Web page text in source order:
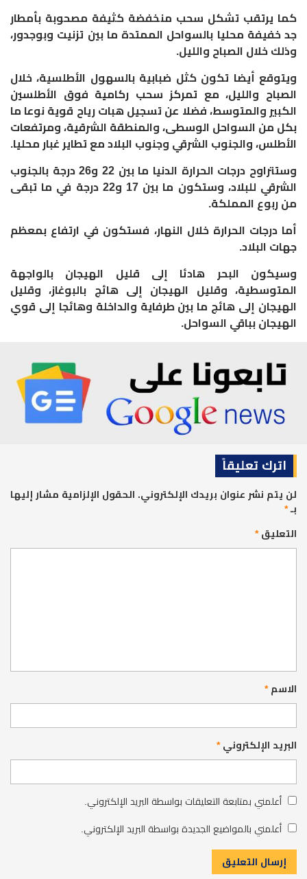
كما يرتقب تشكل سحب منخفضة كثيفة مصحوبة بأمطار
جد خفيفة محليا بالسواحل الممتدة ما بين تزنيت وبوجدور،
وذلك خلال الصباح والليل.
ويتوقع أيضا تكون كثل ضبابية بالسهول الأطلسية، خلال
الصباح والليل، مع تمركز سحب ركامية فوق الأطلسين
الكبير والمتوسط، فضلا عن تسجيل هبات رياح قوية نوعا ما
بكل من السواحل الوسطى، والمنطقة الشرقية، ومرتفعات
الأطلس، والجنوب الشرقي وجنوب البلاد مع تطاير غبار محليا.
وستتراوح درجات الحرارة الدنيا ما بين 22 و26 درجة بالجنوب
الشرقي للبلاد، وستكون ما بين 17 و22 درجة في ما تبقى
من ربوع المملكة.
أما درجات الحرارة خلال النهار، فستكون في ارتفاع بمعظم
جهات البلاد.
وسيكون البحر هادئا إلى قليل الهيجان بالواجهة
المتوسطية، وقليل الهيجان إلى هائج بالبوغاز، وقليل
الهيجان إلى هائج ما بين طرفاية والداخلة وهائجا إلى قوي
الهيجان بباقي السواحل.
اترك تعليقاً
لن يتم نشر عنوان بريدك الإلكتروني. الحقول الإلزامية مشار إليها
بـ*
التعليق*
الاسم*
البريد الإلكتروني*
أعلمني بمتابعة التعليقات بواسطة البريد الإلكتروني.
أعلمني بالمواضيع الجديدة بواسطة البريد الإلكتروني.